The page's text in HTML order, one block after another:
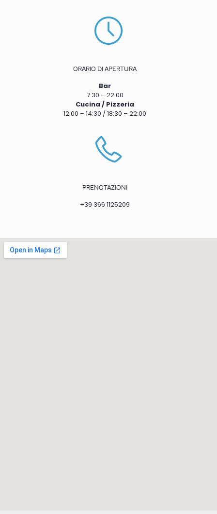
ORARIO DI APERTURA
Bar
7:30 – 22:00
Cucina / Pizzeria
12:00 – 14:30 / 18:30 – 22:00
PRENOTAZIONI
+39 366 1125209